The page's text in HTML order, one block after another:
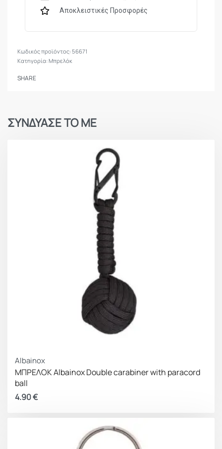
Αποκλειστικές Προσφορές
56671
Κατηγορία:Μπρελόκ
SHARE
ΣΥΝΔΥΑΣΕ ΤΟ ΜΕ
Albainox
ΜΠΡΕΛΟΚ Albainox Double carabiner with paracord
ball
4.90€